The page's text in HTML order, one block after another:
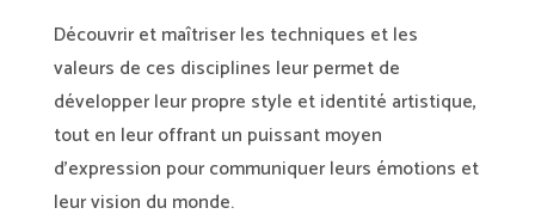
Découvrir et maîtriser les techniques et les
valeurs de ces disciplines leur permet de
développer leur propre style et identité artistique,
tout en leur offrant un puissant moyen
d’expression pour communiquer leurs émotions et
leur vision du monde.